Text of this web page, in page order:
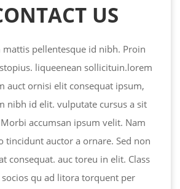
US
pellentesque id nibh. Proin
liqueenean sollicituin.lorem
auct ornisi elit consequat ipsum,
nibh id elit. vulputate cursus a sit
accumsan ipsum velit. Nam
tincidunt auctor a ornare. Sed non
consequat. auc toreu in elit. Class
qu ad litora torquent per